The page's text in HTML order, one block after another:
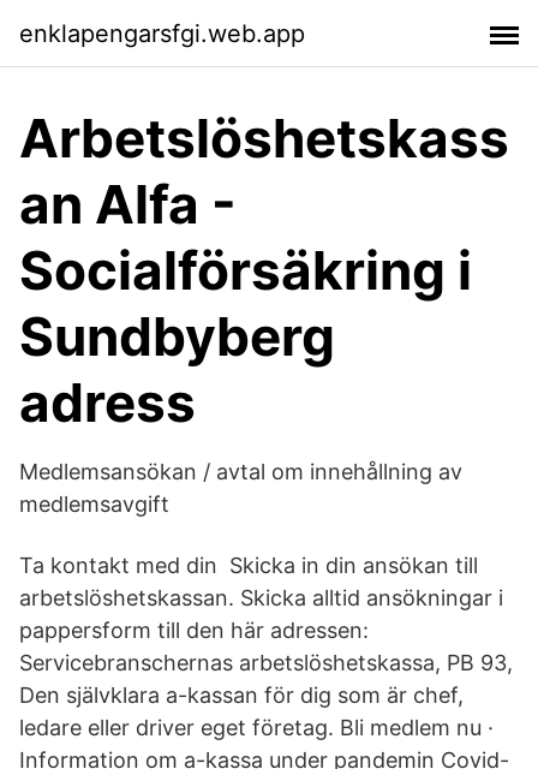
enklapengarsfgi.web.app
Arbetslöshetskass
an Alfa -
Socialförsäkring i
Sundbyberg
adress
Medlemsansökan / avtal om innehållning av
medlemsavgift
Ta kontakt med din Skicka in din ansökan till
arbetslöshetskassan. Skicka alltid ansökningar i
pappersform till den här adressen:
Servicebranschernas arbetslöshetskassa, PB 93,
Den självklara a-kassan för dig som är chef,
ledare eller driver eget företag. Bli medlem nu ·
Information om a-kassa under pandemin Covid-